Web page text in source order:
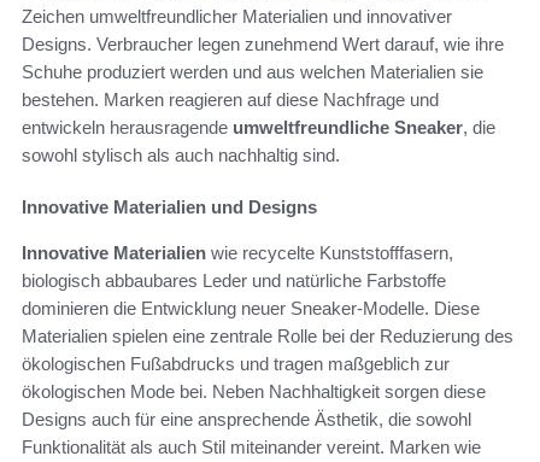
Zeichen umweltfreundlicher Materialien und innovativer
Designs. Verbraucher legen zunehmend Wert darauf, wie ihre
Schuhe produziert werden und aus welchen Materialien sie
bestehen. Marken reagieren auf diese Nachfrage und
entwickeln herausragende umweltfreundliche Sneaker, die
sowohl stylisch als auch nachhaltig sind.
Innovative Materialien und Designs
Innovative Materialien wie recycelte Kunststofffasern,
biologisch abbaubares Leder und natürliche Farbstoffe
dominieren die Entwicklung neuer Sneaker-Modelle. Diese
Materialien spielen eine zentrale Rolle bei der Reduzierung des
ökologischen Fußabdrucks und tragen maßgeblich zur
ökologischen Mode bei. Neben Nachhaltigkeit sorgen diese
Designs auch für eine ansprechende Ästhetik, die sowohl
Funktionalität als auch Stil miteinander vereint. Marken wie